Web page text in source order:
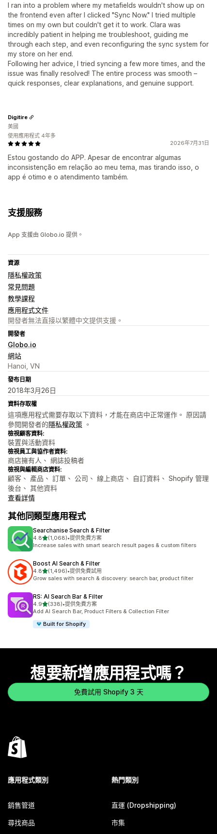
I ran into a problem where my metafields wouldn't show up on
the frontend even after I clicked "Sync Now." I tried multiple
times on my own but couldn't get it to work. Clara was
incredibly patient in helping me troubleshoot, guiding me
through each step, and even reconfiguring the sync system for
my store on her end.
Following her advice, I tried syncing a few more times, and the
issue was finally resolved! The entire process was smooth –
quick responses, clear explanations, and genuine support.
2026年7月31日
Estou gostando do APP. Apesar de encontrar algumas
inconsistenção em relação ao meu tema, mas tirando isso, o
app é otimo e o atendimento também.
Digitire
美國
使用應用程式 4年多
支援服務
App 支援由 Globo.io 提供。
資源
隱私權政策
常見問題
教學課程
應用程式文件
開發者無法直接以繁體中文提供支援。
開發者
Globo.io
網站
Hanoi, VN
發布日期
2018年3月26日
資料存取權
這項應用程式需要存取以下資料，才能在商店中正常運作。 原因請
參閱開發者的隱私權政策 。
檢視顧客資料:
裝置與活動資料
檢視員工與協作者資料:
商店擁有人、 網誌投稿者
檢視與編輯商店資料:
顧客、 產品、 訂單、 公司、 線上商店、 自訂資料、 Shopify 管理
後台、 其他資料
查看詳情
其他同類型應用程式
Searchanise Search & Filter
4.8滿分 5 顆星
(1,068)
共有 1068 則評價
•提供免費方案
Increase sales with smart search result pages & custom filters
Boost AI Search & Filter
4.8滿分 5 顆星
(1,496)
共有 1496 則評價
•提供免費試用
Grow sales with search & discovery: search bar, product filter
RS: AI Search Bar & Filter
4.9滿分 5 顆星
(338)
共有 338 則評價
•提供免費方案
Add AI Search Bar, Product Filters & Collection Filter
Built for Shopify
想要新增應用程式嗎？
免費試用 Shopify 3 天
應用程式類別
銷售管道
尋找商品
熱門類別
直運 (Dropshipping)
市集